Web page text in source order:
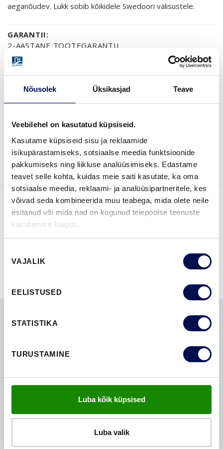
Nõusolek Üksikasjad Teave
Veebilehel on kasutatud küpsiseid.
Kasutame küpsiseid sisu ja reklaamide
isikupärastamiseks, sotsiaalse meedia funktsioonide
pakkumiseks ning liikluse analüüsimiseks. Edastame
teavet selle kohta, kuidas meie saiti kasutate, ka oma
sotsiaalse meedia, reklaami- ja analüüsipartneritele, kes
võivad seda kombineerida muu teabega, mida olete neile
esitanud või mida nad on kogunud teiepoolse teenuste
kasutamise käigus.
valik
VAJALIK
EELISTUSED
STATISTIKA
TURUSTAMINE
Luba kõik küpsised
Luba valik
aeganõudev. Lukk sobib kõikidele Swedoori välisustele.
GARANTII:
2-AASTANE TOOTEGARANTII
VAATA
BROŠÜÜRE
ühendust
FUNKTSIOONID
VÕTA MEIEGA ÜHENDUST